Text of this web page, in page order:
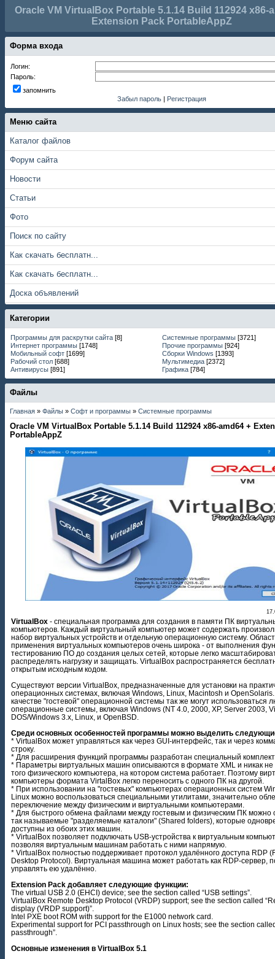
Oracle VM VirtualBox Portable 5.1.14 Build 112924 x86-
Extension Pack PortableAppZ
Форма входа
Логин:
Пароль:
запомнить
Забыл пароль | Регистрация
Меню сайта
Каталог файлов
Форум сайта
Новости
Статьи
Фото
Поиск по сайту
Как скачать бесплатн...
Как скачать бесплатн...
Доска объявлений
Категории
Программы для раскрутки сайта [8] Системные программы [3721]
Интернет программы [1748] Прочие программы [924]
Мобильный софт [1699] Сборки Windows [1393]
Рабочий стол [688] Мультимедиа [2372]
Антивирусы [891] Графика [784]
Файлы
Главная » Файлы » Софт и программы » Системные программы
Oracle VM VirtualBox Portable 5.1.14 Build 112924 x86-amd64 +
PortableAppZ
VirtualBox - специальная программа для создания в памяти ПК
компьютеров. Каждый виртуальный компьютер может содержать
набор виртуальных устройств и отдельную операционную систему.
применения виртуальных компьютеров очень широка - от выполнения
тестированию ПО до создания целых сетей, которые легко
распределять нагрузку и защищать. VirtualBox распространяется
открытым исходным кодом.
Существуют версии VirtualBox, предназначенные для установки на
операционных системах, включая Windows, Linux, Macintosh и
качестве "гостевой" операционной системы так же могут использоваться
операционные системы, включая Windows (NT 4.0, 2000, XP, Server 2003,
DOS/Windows 3.x, Linux, и OpenBSD.
Среди основных особенностей программы можно выделить
* VirtualBox может управляться как через GUI-интерфейс, так и через
строку.
* Для расширения функций программы разработан специальный
* Параметры виртуальных машин описываются в формате XML и никак не
того физического компьютера, на котором система работает. Поэтому
компьютеры формата VirtalBox легко переносить с одного ПК на другой.
* При использовании на "гостевых" компьютерах операционных систем
Linux можно воспользоваться специальными утилитами, значительно
переключение между физическим и виртуальными компьютерами.
* Для быстрого обмена файлами между гостевым и физическим ПК можно
так называемые "разделяемые каталоги" (Shared folders), которые
доступны из обоих этих машин.
* VirtualBox позволяет подключать USB-устройства к виртуальным
позволяя виртуальным машинам работать с ними напрямую.
* VirtualBox полностью поддерживает протокол удалённого доступа RDP
Desktop Protocol). Виртуальная машина может работать как RDP-сервер,
управлять ею удалённо.
Extension Pack добавляет следующие функции:
The virtual USB 2.0 (EHCI) device; see the section called “USB settings”.
VirtualBox Remote Desktop Protocol (VRDP) support; see the section called
display (VRDP support)”.
Intel PXE boot ROM with support for the E1000 network card.
Experimental support for PCI passthrough on Linux hosts; see the section
passthrough”.
Основные изменения в VirtualBox 5.1